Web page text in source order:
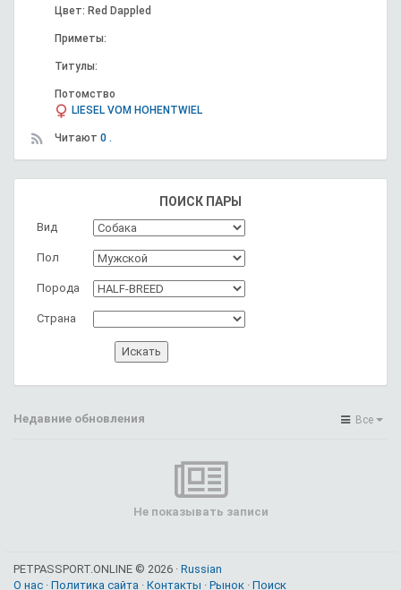
Цвет: Red Dappled
Приметы:
Титулы:
Потомство
LIESEL VOM HOHENTWIEL
Читают 0 .
ПОИСК ПАРЫ
Вид
Пол
Порода
Страна
Недавние обновления Все
Не показывать записи
PETPASSPORT.ONLINE © 2026 · Russian
О нас · Политика сайта · Контакты · Рынок · Поиск